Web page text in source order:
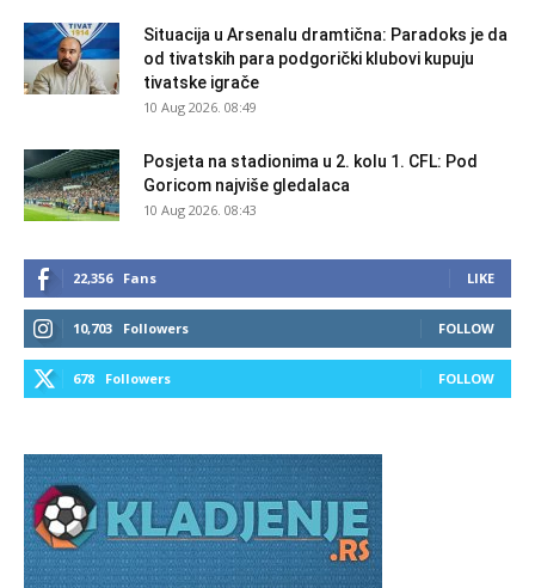
Situacija u Arsenalu dramtična: Paradoks je da
od tivatskih para podgorički klubovi kupuju
tivatske igrače
10 Aug 2026. 08:49
Posjeta na stadionima u 2. kolu 1. CFL: Pod
Goricom najviše gledalaca
10 Aug 2026. 08:43
22,356 Fans LIKE
10,703 Followers FOLLOW
678 Followers FOLLOW